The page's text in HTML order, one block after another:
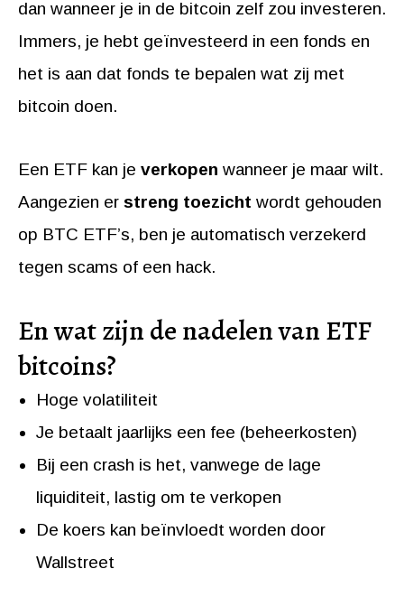
dan wanneer je in de bitcoin zelf zou investeren.
Immers, je hebt geïnvesteerd in een fonds en
het is aan dat fonds te bepalen wat zij met
bitcoin doen.
Een ETF kan je verkopen wanneer je maar wilt.
Aangezien er streng toezicht wordt gehouden
op BTC ETF’s, ben je automatisch verzekerd
tegen scams of een hack.
En wat zijn de nadelen van ETF
bitcoins?
Hoge volatiliteit
Je betaalt jaarlijks een fee (beheerkosten)
Bij een crash is het, vanwege de lage
liquiditeit, lastig om te verkopen
De koers kan beïnvloedt worden door
Wallstreet